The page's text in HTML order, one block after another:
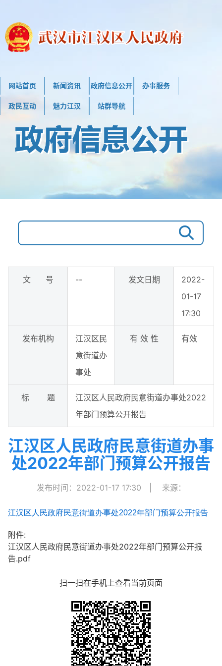
网站首页 新闻资讯 政府信息公开 办事服务
政民互动 魅力江汉 站群导航
文 号 -- 发文日期
2022-
01-17
17:30
发布机构
江汉区民
意街道办
事处
有 效 性 有效
标 题
江汉区人民政府民意街道办事处2022
年部门预算公开报告
江汉区人民政府民意街道办事
处2022年部门预算公开报告
发布时间：2022-01-17 17:30 来源：
江汉区人民政府民意街道办事处2022年部门预算公开报告
附件:
江汉区人民政府民意街道办事处2022年部门预算公开报
告.pdf
扫一扫在手机上查看当前页面